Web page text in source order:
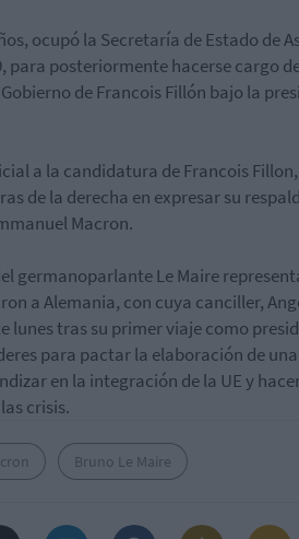
ocupó la Secretaría de Estado de
para posteriormente hacerse cargo
de Francois Fillón bajo la
a la candidatura de Francois
de la derecha en expresar su
Macron.
germanoparlante Le Maire
a Alemania, con cuya canciller,
lunes tras su primer viaje como
para pactar la elaboración de
en la integración de la UE y
crisis.
Bruno Le Maire